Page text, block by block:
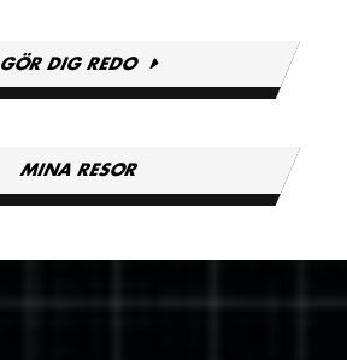
GÖR DIG REDO
MINA RESOR